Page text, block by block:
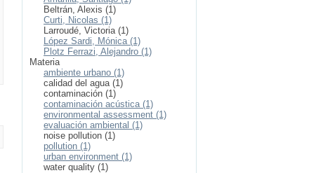
Beltrán, Alexis (1)
Curti, Nicolas (1)
Larroudé, Victoria (1)
López Sardi, Mónica (1)
Plotz Ferrazi, Alejandro (1)
Materia
ambiente urbano (1)
calidad del agua (1)
contaminación (1)
contaminación acústica (1)
environmental assessment (1)
evaluación ambiental (1)
noise pollution (1)
pollution (1)
urban environment (1)
water quality (1)